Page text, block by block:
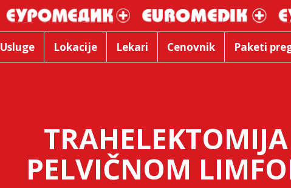
Usluge Lokacije Lekari Cenovnik Paketi
PELVIČNOM